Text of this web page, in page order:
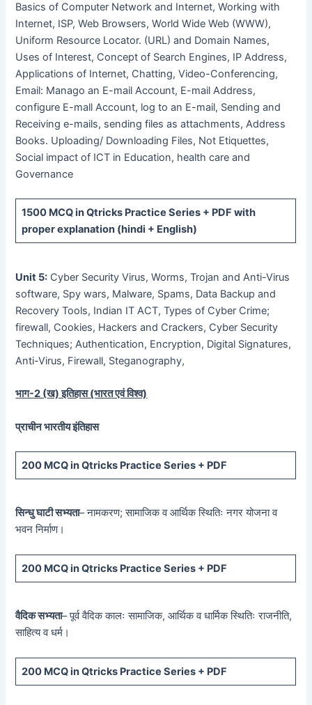
Basics of Computer Network and Internet, Working with
Internet, ISP, Web Browsers, World Wide Web (WWW),
Uniform Resource Locator. (URL) and Domain Names,
Uses of Interest, Concept of Search Engines, IP Address,
Applications of Internet, Chatting, Video-Conferencing,
Email: Manago an E-mail Account, E-mail Address,
configure E-mall Account, log to an E-mail, Sending and
Receiving e-mails, sending files as attachments, Address
Books. Uploading/ Downloading Files, Not Etiquettes,
Social impact of ICT in Education, health care and
Governance
1500 MCQin Qtricks Practice Series + PDF with
proper explanation (hindi + English)
Unit 5: Cyber Security Virus, Worms, Trojan and Anti-Virus
software, Spy wars, Malware, Spams, Data Backup and
Recovery Tools, Indian IT ACT, Types of Cyber Crime;
firewall, Cookies, Hackers and Crackers, Cyber Security
Techniques; Authentication, Encryption, Digital Signatures,
Anti-Virus, Firewall, Steganography,
भाग-2 (ख) इतिहास (भारत एवं विश्व)
प्राचीन भारतीय इंतिहास
200 MCQin Qtricks Practice Series + PDF
सिन्धु घाटी सभ्यता– नामकरण; सामाजिक व आर्थिक स्थितिः नगर योजना व
भवन निर्माण।
200 MCQin Qtricks Practice Series + PDF
वैदिक सभ्यता– पूर्व वैदिक कालः सामाजिक, आर्थिक व धार्मिक स्थितिः राजनीति,
साहित्य व धर्म।
200 MCQin Qtricks Practice Series + PDF